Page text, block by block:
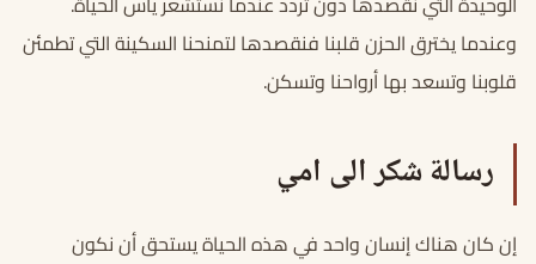
وعندما يخترق الحزن قلبنا فنقصدها لتمنحنا السكينة التي تطمئن
قلوبنا وتسعد بها أرواحنا وتسكن.
رسالة شكر الى امي
إن كان هناك إنسان واحد في هذه الحياة يستحق أن نكون